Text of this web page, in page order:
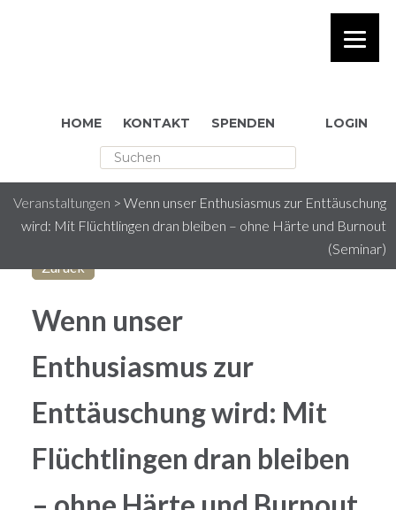
HOME LOGIN
KONTAKT SPENDEN
Veranstaltungen > Wenn unser Enthusiasmus zur Enttäuschung
wird: Mit Flüchtlingen dran bleiben – ohne Härte und Burnout
(Seminar)
Zurück
Wenn unser
Enthusiasmus zur
Enttäuschung wird: Mit
Flüchtlingen dran bleiben